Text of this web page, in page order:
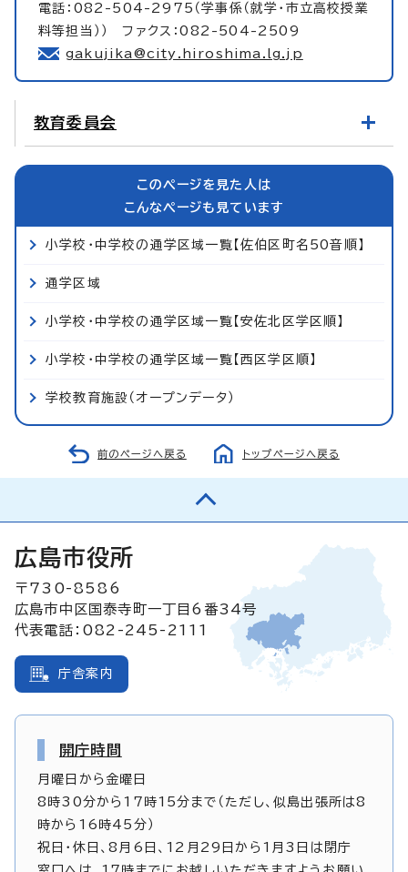
電話：082-504-2975（学事係（就学・市立高校授業
料等担当）） ファクス：082-504-2509
gakujika@city.hiroshima.lg.jp
教育委員会
このページを見た人は
こんなページも見ています
小学校・中学校の通学区域一覧【佐伯区町名50音順】
通学区域
小学校・中学校の通学区域一覧【安佐北区学区順】
小学校・中学校の通学区域一覧【西区学区順】
学校教育施設（オープンデータ）
前のページへ戻る トップページへ戻る
広島市役所
〒730-8586
広島市中区国泰寺町一丁目6番34号
代表電話：082-245-2111
庁舎案内
開庁時間
月曜日から金曜日
8時30分から17時15分まで（ただし、似島出張所は8
時から16時45分）
祝日・休日、8月6日、12月29日から1月3日は閉庁